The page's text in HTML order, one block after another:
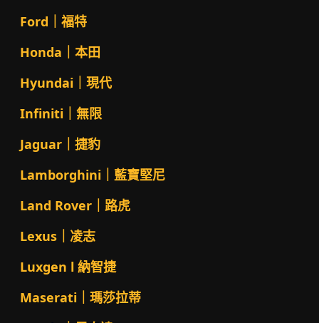
Ford｜福特
Honda｜本田
Hyundai｜現代
Infiniti｜無限
Jaguar｜捷豹
Lamborghini｜藍寶堅尼
Land Rover｜路虎
Lexus｜凌志
Luxgen l 納智捷
Maserati｜瑪莎拉蒂